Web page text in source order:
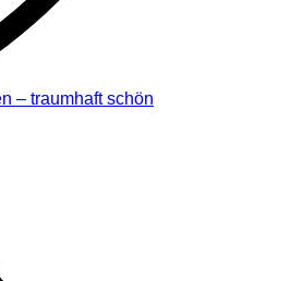
– traumhaft schön